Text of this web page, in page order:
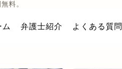
料。
ム 弁護士紹介 よくある質問